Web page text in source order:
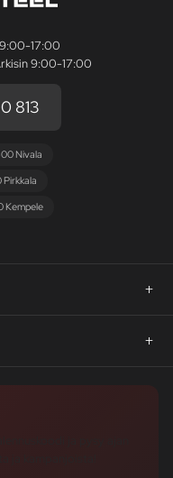
17:00
9:00-17:00
813
Nivala
Kempele